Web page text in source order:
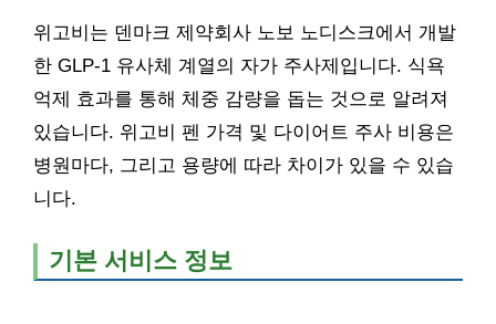
위고비는 덴마크 제약회사 노보 노디스크에서 개발
한 GLP-1 유사체 계열의 자가 주사제입니다. 식욕
억제 효과를 통해 체중 감량을 돕는 것으로 알려져
있습니다. 위고비 펜 가격 및 다이어트 주사 비용은
병원마다, 그리고 용량에 따라 차이가 있을 수 있습
니다.
기본 서비스 정보